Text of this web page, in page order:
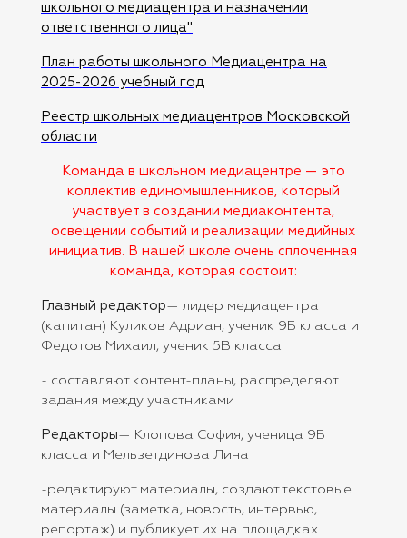
школьного медиацентра и назначении
ответственного лица"
План работы школьного Медиацентра на
2025-2026 учебный год
Реестр школьных медиацентров Московской
области
Команда в школьном медиацентре — это
коллектив единомышленников, который
участвует в создании медиаконтента,
освещении событий и реализации медийных
инициатив. В нашей школе очень сплоченная
команда, которая состоит:
Главный редактор— лидер медиацентра
(капитан) Куликов Адриан, ученик 9Б класса и
Федотов Михаил, ученик 5В класса
- составляют контент-планы, распределяют
задания между участниками
Редакторы— Клопова София, ученица 9Б
класса и Мельзетдинова Лина
-редактируют материалы, создают текстовые
материалы (заметка, новость, интервью,
репортаж) и публикует их на площадках